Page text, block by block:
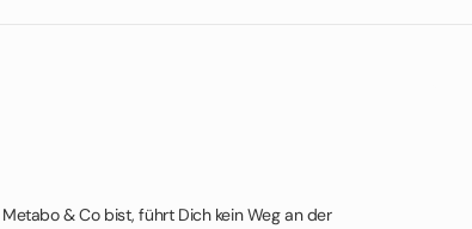
& Co bist, führt Dich kein Weg an der